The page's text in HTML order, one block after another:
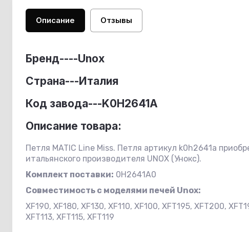
Описание Отзывы
Бренд----Unox
Страна---Италия
Код завода---K0H2641A
Описание товара:
Петля MATIC Line Miss. Петля артикул k0h2641a
итальянского производителя UNOX (Унокс).
Комплект поставки: 0H2641A0
Совместимость с моделями печей Unox:
XF190, XF180, XF130, XF110, XF100, XFT195, XFT200,
XFT113, XFT115, XFT119